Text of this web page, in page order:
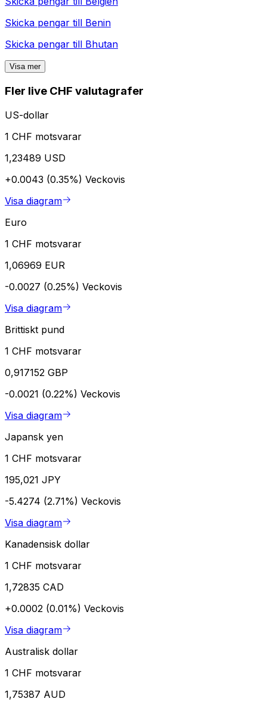
Skicka pengar till Benin
Skicka pengar till Bhutan
Visa mer
Fler live CHF valutagrafer
US-dollar
1 CHF motsvarar
1,23489 USD
+0.0043 (0.35%) Veckovis
Visa diagram
Euro
1 CHF motsvarar
1,06969 EUR
-0.0027 (0.25%) Veckovis
Visa diagram
Brittiskt pund
1 CHF motsvarar
0,917152 GBP
-0.0021 (0.22%) Veckovis
Visa diagram
Japansk yen
1 CHF motsvarar
195,021 JPY
-5.4274 (2.71%) Veckovis
Visa diagram
Kanadensisk dollar
1 CHF motsvarar
1,72835 CAD
+0.0002 (0.01%) Veckovis
Visa diagram
Australisk dollar
1 CHF motsvarar
1,75387 AUD